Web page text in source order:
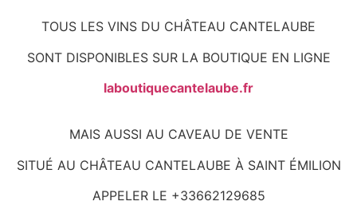
TOUS LES VINS DU CHÂTEAU CANTELAUBE
SONT DISPONIBLES SUR LA BOUTIQUE EN LIGNE
laboutiquecantelaube.fr
MAIS AUSSI AU CAVEAU DE VENTE
SITUÉ AU CHÂTEAU CANTELAUBE À SAINT ÉMILION
APPELER LE +33662129685